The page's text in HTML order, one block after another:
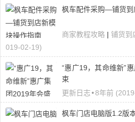
枫车配件采购—铺货到
商家教程攻略 | 铺货到
019-02-19)
“惠广19，其命维新”
束
更新日志•8年前
枫车门店电脑版1.2版